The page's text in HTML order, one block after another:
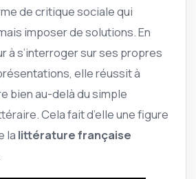
de critique sociale qui
imposer de solutions. En
à s’interroger sur ses propres
elle réussit à
bien au-delà du simple
Cela fait d’elle une figure
la littérature française